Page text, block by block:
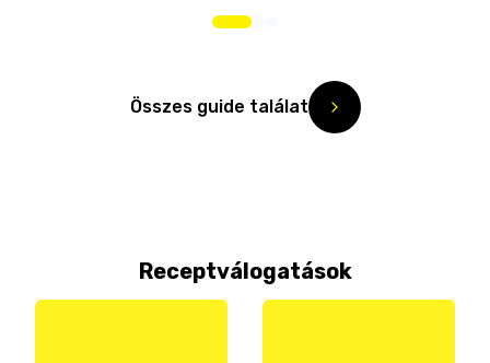
Összes guide találat
Receptválogatások